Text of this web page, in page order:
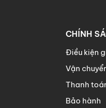
CHÍNH
Điều kiện
Vận
Thanh
Bảo hành